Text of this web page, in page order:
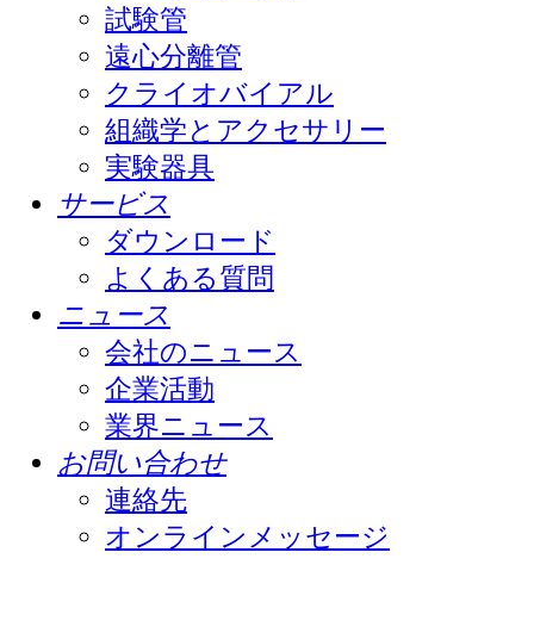
試験管
遠心分離管
クライオバイアル
組織学とアクセサリー
実験器具
サービス
ダウンロード
よくある質問
ニュース
会社のニュース
企業活動
業界ニュース
お問い合わせ
連絡先
オンラインメッセージ